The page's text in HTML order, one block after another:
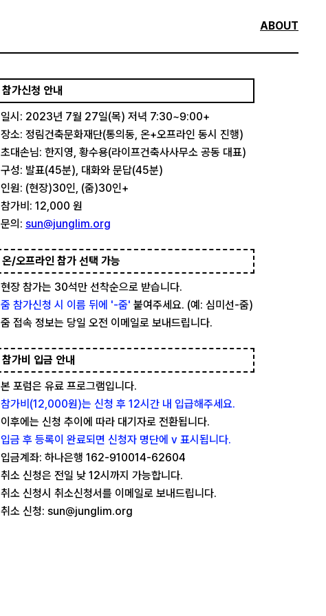
ABOUT
참가신청 안내
일시: 2023년 7월 27일(목) 저녁 7:30~9:00+
장소: 정림건축문화재단(통의동, 온+오프라인 동시 진행)
초대손님: 한지영, 황수용(라이프건축사사무소 공동 대표)
구성: 발표(45분), 대화와 문답(45분)
인원: (현장)30인, (줌)30인+
참가비: 12,000 원
문의: sun@junglim.org
온/오프라인 참가 선택 가능
현장 참가는 30석만 선착순으로 받습니다.
줌 참가신청 시 이름 뒤에 '-줌' 붙여주세요. (예: 심미선-줌)
줌 접속 정보는 당일 오전 이메일로 보내드립니다.
참가비 입금 안내
본 포럼은 유료 프로그램입니다.
참가비(12,000원)는 신청 후 12시간 내 입급해주세요.
이후에는 신청 추이에 따라 대기자로 전환됩니다.
입금 후 등록이 완료되면 신청자 명단에 v 표시됩니다.
입금계좌: 하나은행 162-910014-62604
취소 신청은 전일 낮 12시까지 가능합니다.
취소 신청시 취소신청서를 이메일로 보내드립니다.
취소 신청: sun@junglim.org